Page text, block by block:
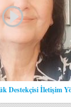
Destekçisi İletişim